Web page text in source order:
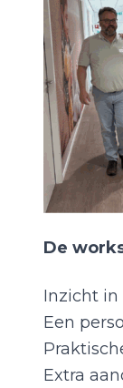
De
Inzicht in
Een
Extra